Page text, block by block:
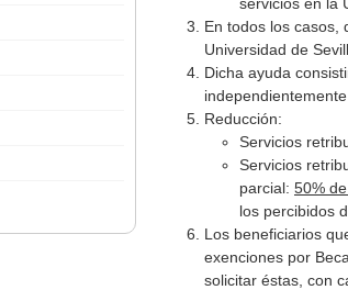
En todos los casos,
Universidad de
Dicha ayuda
Reducción:
Servicios
Servicios
parcial: 50%
los percibidos
Los beneficiarios
exenciones por
solicitar éstas, con